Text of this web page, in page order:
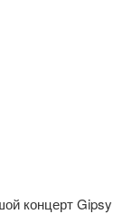
концерт Gipsy